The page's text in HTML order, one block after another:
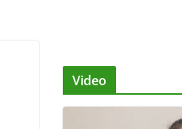
Video